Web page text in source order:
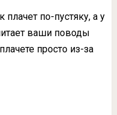
по-пустяку, а у
ваши поводы
просто из-за